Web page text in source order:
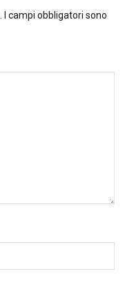
I campi obbligatori sono